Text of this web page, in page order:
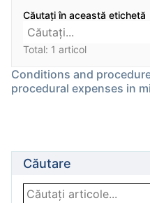
Căutați în această etichetă
Total: 1 articol
Conditions and
procedural expenses in
Căutare